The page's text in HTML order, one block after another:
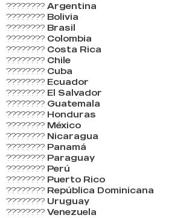
???????? Argentina
???????? Bolivia
???????? Brasil
???????? Colombia
???????? Costa Rica
???????? Chile
???????? Cuba
???????? Ecuador
???????? El Salvador
???????? Guatemala
???????? Honduras
???????? México
???????? Nicaragua
???????? Panamá
???????? Paraguay
???????? Perú
???????? Puerto Rico
???????? República Dominicana
???????? Uruguay
???????? Venezuela